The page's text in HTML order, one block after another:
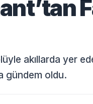
akıllarda yer
gündem oldu.